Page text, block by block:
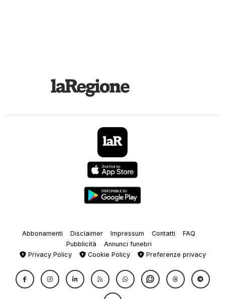
Abbonamenti Disclaimer Impressum Contatti
FAQ
Pubblicità
Annunci funebri
Privacy Policy
Cookie Policy Preferenze privacy